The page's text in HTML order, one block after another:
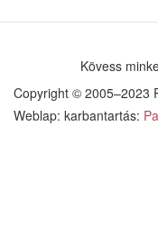
Kövess
Copyright © 2005–2023
Weblap: karbantartás: